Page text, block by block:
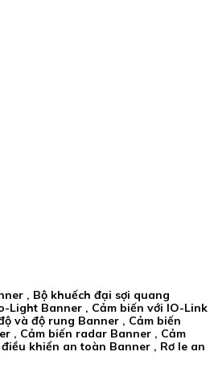
, Bộ khuếch đại sợi quang
Light Banner , Cảm biến với IO-Link
và độ rung Banner , Cảm biến
, Cảm biến radar Banner , Cảm
khiển an toàn Banner , Rơ le an